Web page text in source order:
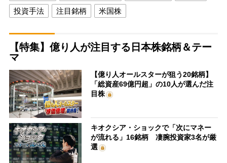
投資手法
注目銘柄 米国株
【特集】億り人が注目する日本株銘柄＆テー
マ
【億り人オールスターが狙う20銘柄】
「総資産69億円超」の10人が選んだ注
目株
キオクシア・ショックで「次にマネー
が流れる」16銘柄 凄腕投資家3名が厳
選